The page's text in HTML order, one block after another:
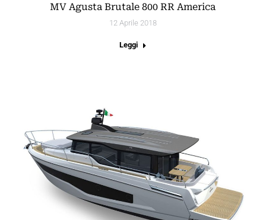
MV Agusta Brutale 800 RR America
12 Aprile 2018
Leggi